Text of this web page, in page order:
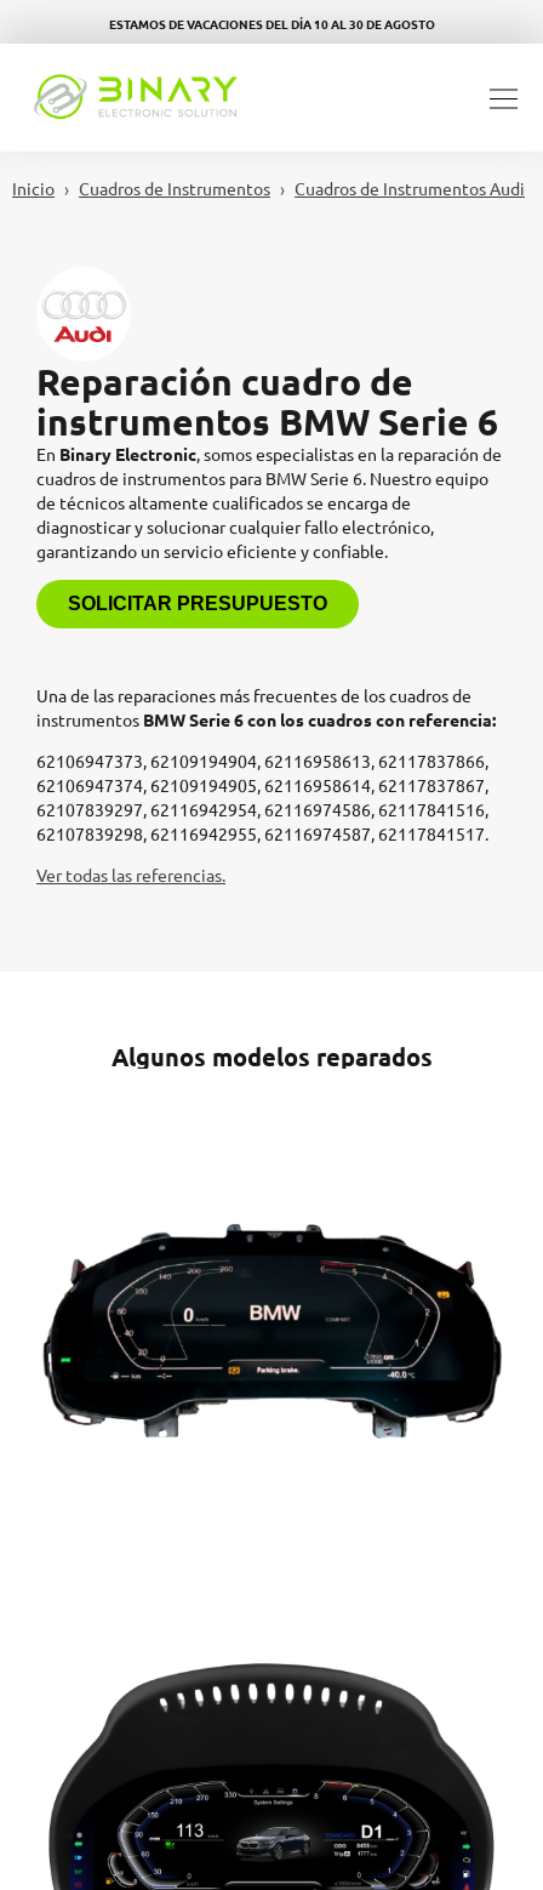
ESTAMOS DE VACACIONES DEL DÍA 10 AL 30 DE AGOSTO
Inicio Cuadros de Instrumentos Cuadros de Instrumentos Audi
Reparación cuadro de
instrumentos BMW Serie 6
En Binary Electronic, somos especialistas en la reparación de
cuadros de instrumentos para BMW Serie 6. Nuestro equipo
de técnicos altamente cualificados se encarga de
diagnosticar y solucionar cualquier fallo electrónico,
garantizando un servicio eficiente y confiable.
SOLICITAR PRESUPUESTO
Una de las reparaciones más frecuentes de los cuadros de
instrumentos BMW Serie 6 con los cuadros con referencia:
62106947373, 62109194904, 62116958613, 62117837866,
62106947374, 62109194905, 62116958614, 62117837867,
62107839297, 62116942954, 62116974586, 62117841516,
62107839298, 62116942955, 62116974587, 62117841517.
Ver todas las referencias.
Algunos modelos reparados